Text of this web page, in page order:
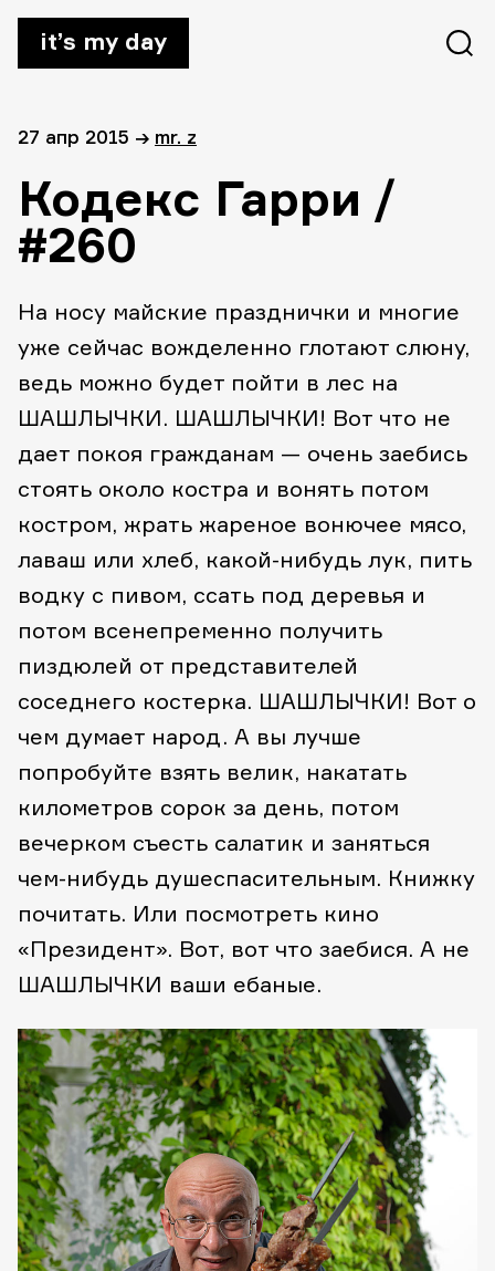
it’s my day
27 апр 2015 → mr. z
Кодекс Гарри /
#260
На носу майские празднички и многие
уже сейчас вожделенно глотают слюну,
ведь можно будет пойти в лес на
ШАШЛЫЧКИ. ШАШЛЫЧКИ! Вот что не
дает покоя гражданам — очень заебись
стоять около костра и вонять потом
костром, жрать жареное вонючее мясо,
лаваш или хлеб, какой-нибудь лук, пить
водку с пивом, ссать под деревья и
потом всенепременно получить
пиздюлей от представителей
соседнего костерка. ШАШЛЫЧКИ! Вот о
чем думает народ. А вы лучше
попробуйте взять велик, накатать
километров сорок за день, потом
вечерком съесть салатик и заняться
чем-нибудь душеспасительным. Книжку
почитать. Или посмотреть кино
«Президент». Вот, вот что заебися. А не
ШАШЛЫЧКИ ваши ебаные.